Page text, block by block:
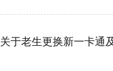
关于老生更换新一卡通